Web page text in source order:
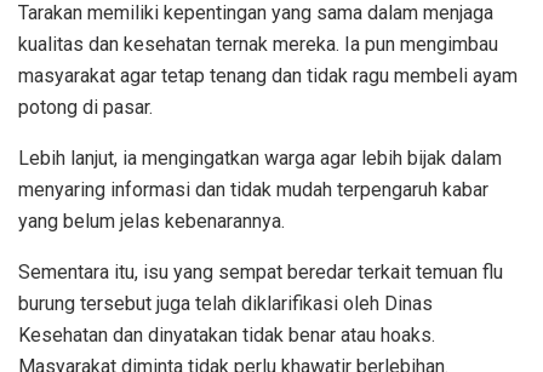
Tarakan memiliki kepentingan yang sama dalam menjaga
kualitas dan kesehatan ternak mereka. Ia pun mengimbau
masyarakat agar tetap tenang dan tidak ragu membeli ayam
potong di pasar.
Lebih lanjut, ia mengingatkan warga agar lebih bijak dalam
menyaring informasi dan tidak mudah terpengaruh kabar
yang belum jelas kebenarannya.
Sementara itu, isu yang sempat beredar terkait temuan flu
burung tersebut juga telah diklarifikasi oleh Dinas
Kesehatan dan dinyatakan tidak benar atau hoaks.
Masyarakat diminta tidak perlu khawatir berlebihan.